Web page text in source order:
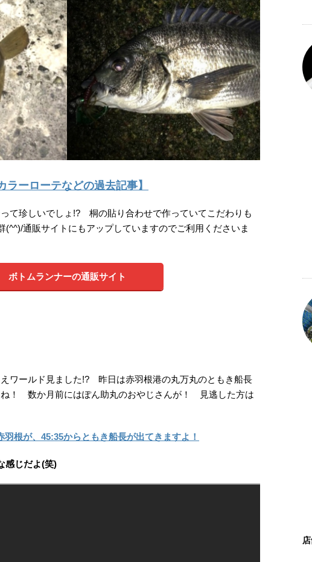
ラーローテなどの過去記事】
て珍しいでしょ!? 桐の貼り合わせで作っていてこだわりも
(^^)/通販サイトにもアップしていますのでご利用くださいま
ボトムランナーの通販サイト
ワールド見ました!? 昨日は赤羽根港の丸万丸のともき船長
ね！ 数か月前にはぽん助丸のおやじさんが！ 見逃した方は
根が、45:35からともき船長が出てきますよ！
感じだよ(笑)